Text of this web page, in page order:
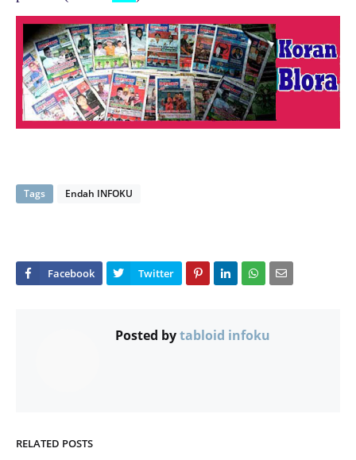
Tags Endah INFOKU
Posted bytabloid infoku
RELATED POSTS